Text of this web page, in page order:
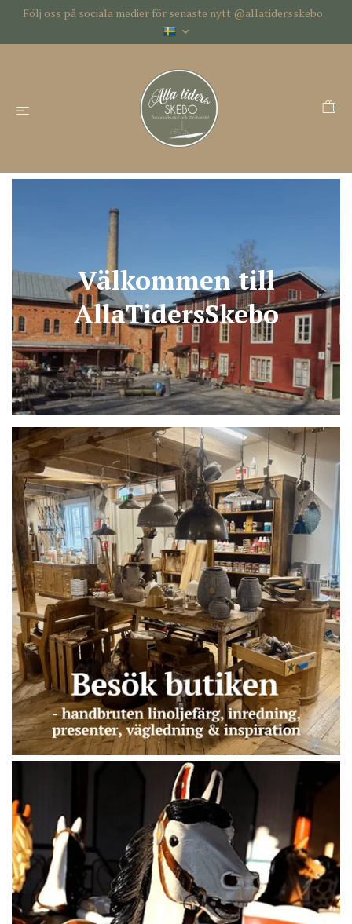
Följ oss på sociala medier för senaste nytt @allatidersskebo
Välkommen till
AllaTidersSkebo